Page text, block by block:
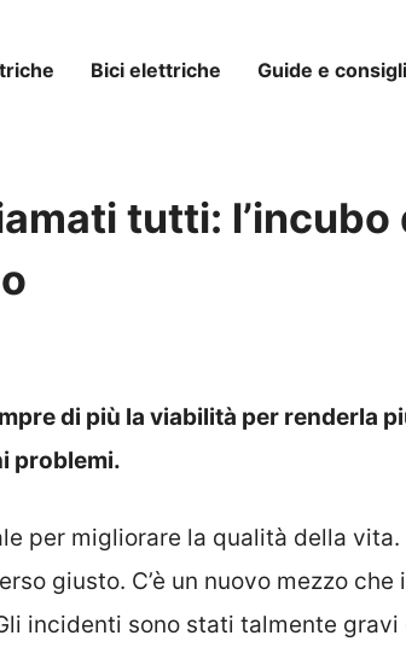
Bici elettriche Guide e consigli
tutti: l’incubo
di più la viabilità per renderla
problemi.
per migliorare la qualità della vita.
giusto. C’è un nuovo mezzo che
incidenti sono stati talmente gravi